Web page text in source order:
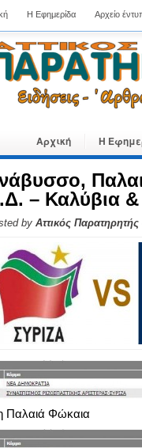
Η Εφημερίδα Αρχείο
Αρχική Η
– Καλύβια
by Αττικός Παρατηρητής
Παλαιά Φώκαια